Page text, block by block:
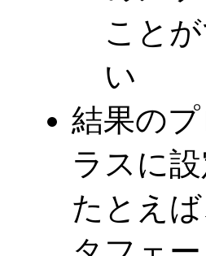
こと
い
結果の
ラスに
たとえ